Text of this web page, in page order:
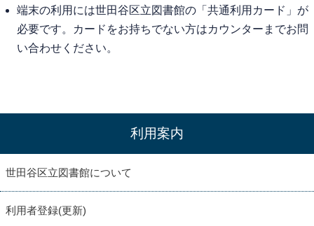
端末の利用には世田谷区立図書館の「共通利用カード」が
必要です。カードをお持ちでない方はカウンターまでお問
い合わせください。
利用案内
世田谷区立図書館について
利用者登録(更新)